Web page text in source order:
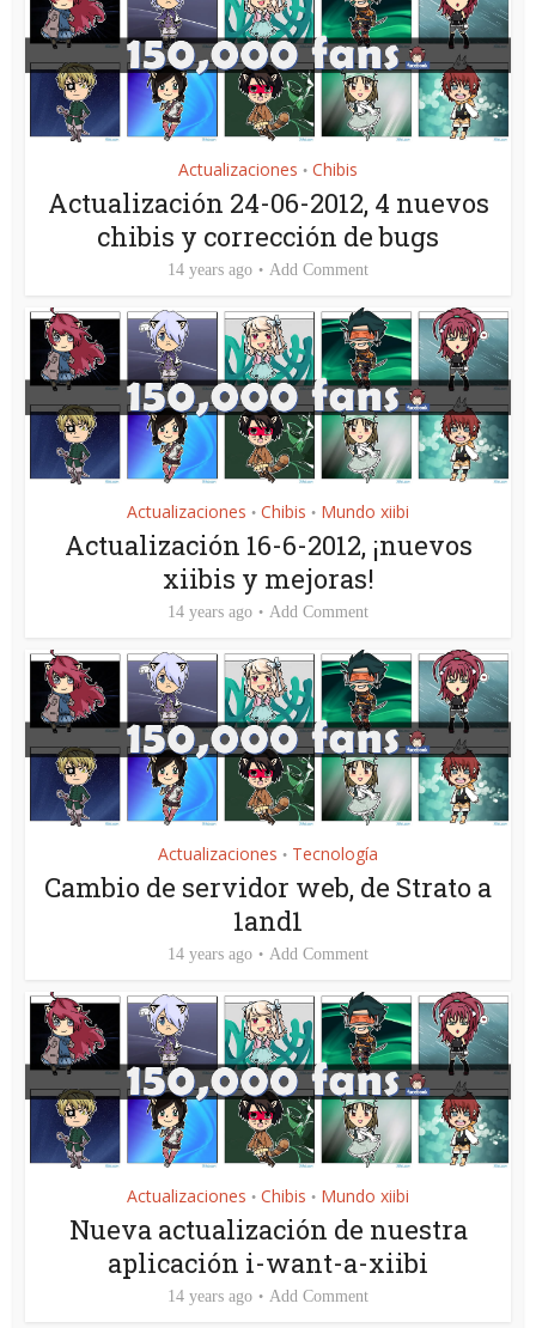
Actualizaciones • Chibis
Actualización 24-06-2012, 4 nuevos
chibis y corrección de bugs
14 years ago Add Comment
Actualizaciones • Chibis • Mundo xiibi
Actualización 16-6-2012, ¡nuevos
xiibis y mejoras!
14 years ago Add Comment
Actualizaciones • Tecnología
Cambio de servidor web, de Strato a
1and1
14 years ago Add Comment
Actualizaciones • Chibis • Mundo xiibi
Nueva actualización de nuestra
aplicación i-want-a-xiibi
14 years ago Add Comment